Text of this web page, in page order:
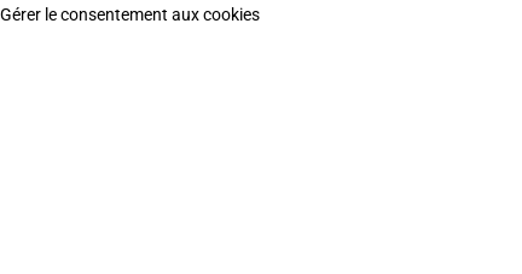
Gérer le consentement aux cookies